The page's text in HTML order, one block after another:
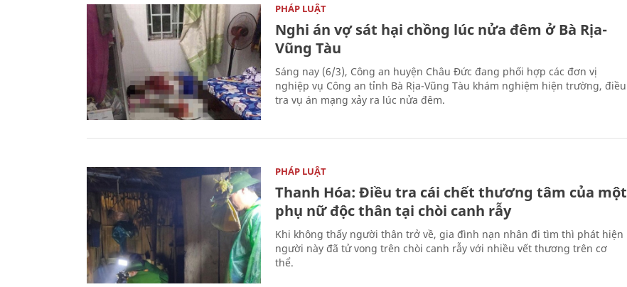
PHÁP LUẬT
Nghi án vợ sát hại chồng lúc nửa đêm ở Bà Rịa-
Vũng Tàu
Sáng nay (6/3), Công an huyện Châu Đức đang phối hợp các đơn vị
nghiệp vụ Công an tỉnh Bà Rịa-Vũng Tàu khám nghiệm hiện trường, điều
tra vụ án mạng xảy ra lúc nửa đêm.
PHÁP LUẬT
Thanh Hóa: Điều tra cái chết thương tâm của một
phụ nữ độc thân tại chòi canh rẫy
Khi không thấy người thân trở về, gia đình nạn nhân đi tìm thì phát hiện
người này đã tử vong trên chòi canh rẫy với nhiều vết thương trên cơ
thể.